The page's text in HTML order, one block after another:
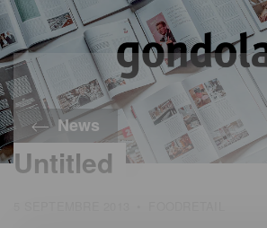
News
Untitled